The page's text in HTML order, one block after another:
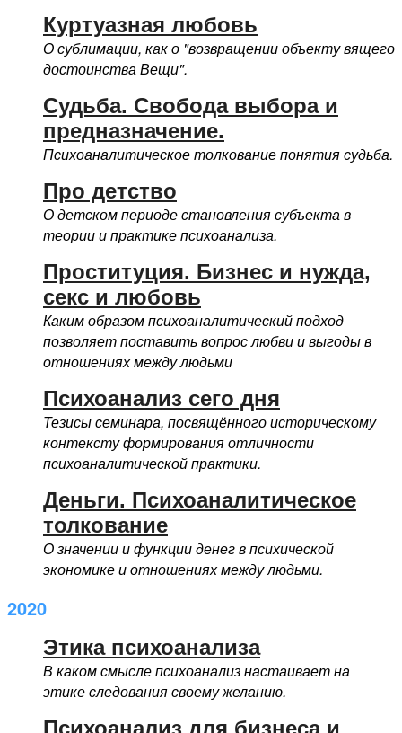
Куртуазная любовь
О сублимации, как о "возвращении объекту вящего
достоинства Вещи".
Судьба. Свобода выбора и
предназначение.
Психоаналитическое толкование понятия судьба.
Про детство
О детском периоде становления субъекта в
теории и практике психоанализа.
Проституция. Бизнес и нужда,
секс и любовь
Каким образом психоаналитический подход
позволяет поставить вопрос любви и выгоды в
отношениях между людьми
Психоанализ сего дня
Тезисы семинара, посвящённого историческому
контексту формирования отличности
психоаналитической практики.
Деньги. Психоаналитическое
толкование
О значении и функции денег в психической
экономике и отношениях между людьми.
2020
Этика психоанализа
В каком смысле психоанализ настаивает на
этике следования своему желанию.